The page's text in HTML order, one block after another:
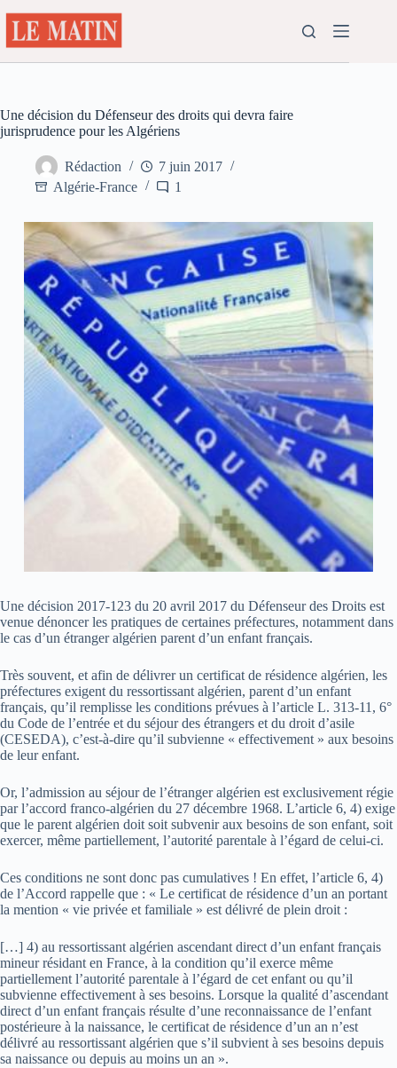
au
contenu
Une décision du Défenseur des droits qui devra faire
jurisprudence pour les Algériens
Rédaction
7 juin 2017
Algérie-France
1
Une décision 2017-123 du 20 avril 2017 du Défenseur des Droits est
venue dénoncer les pratiques de certaines préfectures, notamment dans
le cas d’un étranger algérien parent d’un enfant français.
Très souvent, et afin de délivrer un certificat de résidence algérien, les
préfectures exigent du ressortissant algérien, parent d’un enfant
français, qu’il remplisse les conditions prévues à l’article L. 313-11, 6°
du Code de l’entrée et du séjour des étrangers et du droit d’asile
(CESEDA), c’est-à-dire qu’il subvienne « effectivement » aux besoins
de leur enfant.
Or, l’admission au séjour de l’étranger algérien est exclusivement régie
par l’accord franco-algérien du 27 décembre 1968. L’article 6, 4) exige
que le parent algérien doit soit subvenir aux besoins de son enfant, soit
exercer, même partiellement, l’autorité parentale à l’égard de celui-ci.
Ces conditions ne sont donc pas cumulatives ! En effet, l’article 6, 4)
de l’Accord rappelle que : « Le certificat de résidence d’un an portant
la mention « vie privée et familiale » est délivré de plein droit :
[…] 4) au ressortissant algérien ascendant direct d’un enfant français
mineur résidant en France, à la condition qu’il exerce même
partiellement l’autorité parentale à l’égard de cet enfant ou qu’il
subvienne effectivement à ses besoins. Lorsque la qualité d’ascendant
direct d’un enfant français résulte d’une reconnaissance de l’enfant
postérieure à la naissance, le certificat de résidence d’un an n’est
délivré au ressortissant algérien que s’il subvient à ses besoins depuis
sa naissance ou depuis au moins un an ».